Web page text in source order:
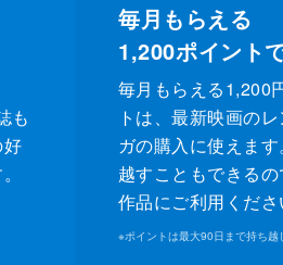
も
毎月もらえる
1,200ポイント
毎月もらえる1,200
トは、最新映画の
ガの購入に使えま
越すこともできる
作品にご利用くださ
※ポイントは最大90日まで持ち越